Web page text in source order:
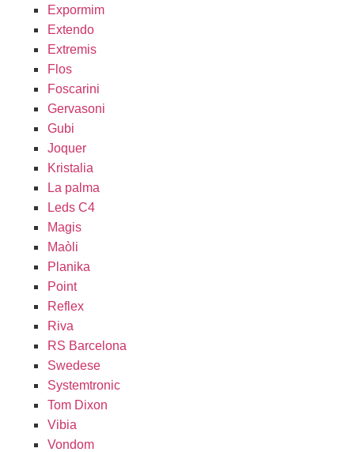
Expormim
Extendo
Extremis
Flos
Foscarini
Gervasoni
Gubi
Joquer
Kristalia
La palma
Leds C4
Magis
Maòli
Planika
Point
Reflex
Riva
RS Barcelona
Swedese
Systemtronic
Tom Dixon
Vibia
Vondom